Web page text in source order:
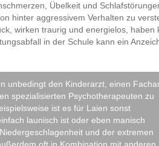
Übelkeit und
hinter aggressivem Verhalten zu
wirken traurig und energielos, haben
in der Schule kann ein
unbedingt den Kinderarzt, einen
spezialisierten Psychotherapeuten zu
ist es für Laien sonst
launisch ist oder eben manisch
und der extremen